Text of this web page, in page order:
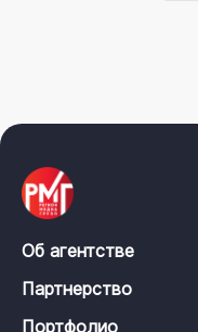
Об агентстве
Партнерство
Портфолио